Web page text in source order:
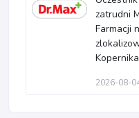
zatrudni
Farmacji
2026-08-